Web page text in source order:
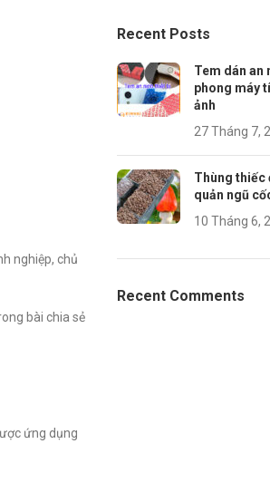
nghiệp, chủ
bài chia sẻ
ứng dụng
Recent Posts
Tem dán an
phong máy
ảnh
27 Tháng 7,
Thùng thiếc
quản ngũ
10 Tháng 6,
Recent Comments